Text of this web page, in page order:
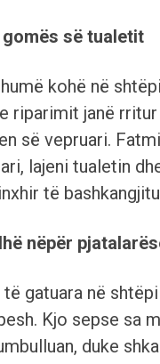
së tualetit
kohë në
riparimit janë
së vepruari.
lajeni tualetin
të
nëpër
gatuara në
Kjo sepse sa
duke